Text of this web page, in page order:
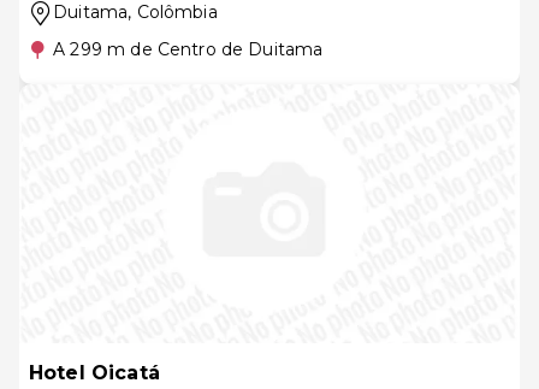
Duitama, Colômbia
A 299 m de Centro de Duitama
Hotel Oicatá